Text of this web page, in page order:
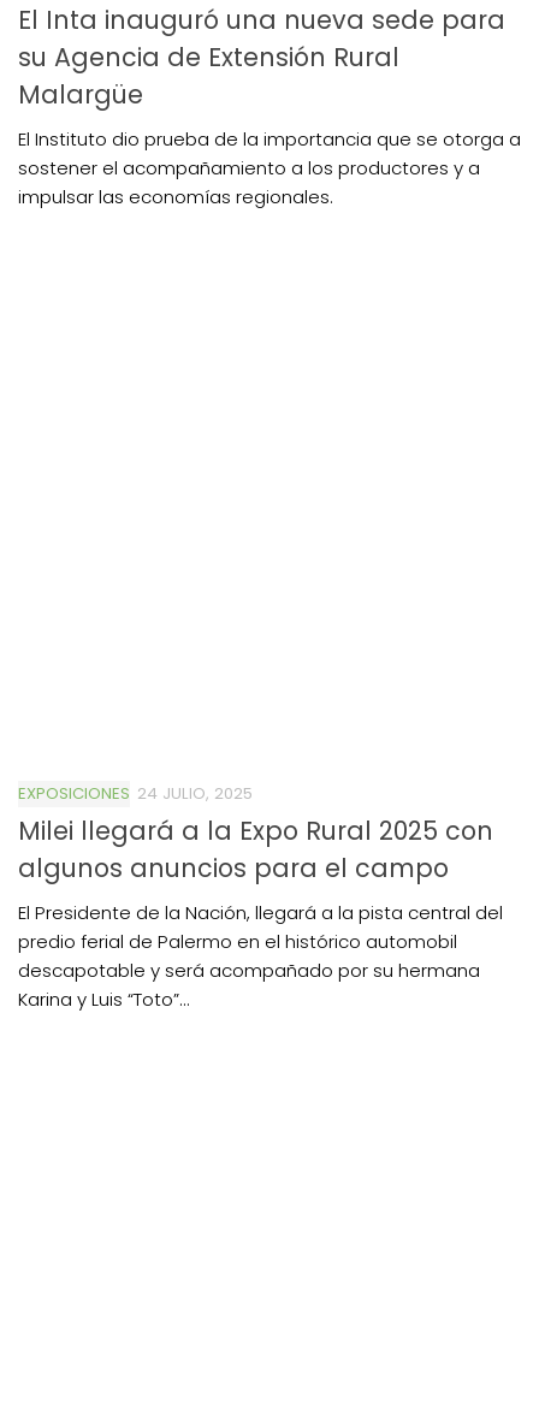
El Inta inauguró una nueva sede para
su Agencia de Extensión Rural
Malargüe
El Instituto dio prueba de la importancia que se otorga a
sostener el acompañamiento a los productores y a
impulsar las economías regionales.
EXPOSICIONES 24 JULIO, 2025
Milei llegará a la Expo Rural 2025 con
algunos anuncios para el campo
El Presidente de la Nación, llegará a la pista central del
predio ferial de Palermo en el histórico automobil
descapotable y será acompañado por su hermana
Karina y Luis “Toto”...